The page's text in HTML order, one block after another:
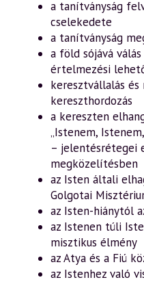
a tanítványság
cselekedete
a tanítványság
a föld sójává
értelmezési
keresztvállalás és
kereszthordozás
a kereszten
„Istenem,
– jelentésrétegei
megközelítésben
az Isten általi
Golgotai
az Isten-hiánytól
az Istenen túli
misztikus élmény
az Atya és a Fiú
az Istenhez való